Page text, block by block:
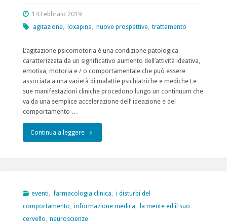
Bruno
Pacciardi"
14 Febbraio 2019
agitazione loxapina nuove prospettive, trattamento
L’agitazione psicomotoria è una condizione patologica
caratterizzata da un significativo aumento dell’attività ideativa,
emotiva, motoria e / o comportamentale che può essere
associata a una varietà di malattie psichiatriche e mediche Le
sue manifestazioni cliniche procedono lungo un continuum che
va da una semplice accelerazione dell’ ideazione e del
comportamento …
Continua a leggere"Agitazione
di
eventi farmacologia clinica
i disturbi del
comportamento
informazione medica
la mente ed il suo
cervello
neuroscienze